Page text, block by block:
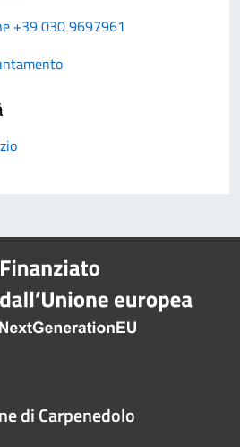
+39 030 9697961
di Carpenedolo